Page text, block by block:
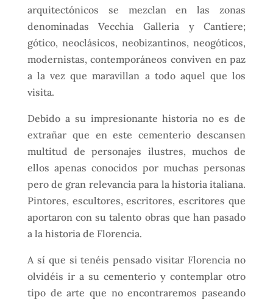
arquitectónicos se mezclan en las zonas
denominadas Vecchia Galleria y Cantiere;
gótico, neoclásicos, neobizantinos, neogóticos,
modernistas, contemporáneos conviven en paz
a la vez que maravillan a todo aquel que los
visita.
Debido a su impresionante historia no es de
extrañar que en este cementerio descansen
multitud de personajes ilustres, muchos de
ellos apenas conocidos por muchas personas
pero de gran relevancia para la historia italiana.
Pintores, escultores, escritores, escritores que
aportaron con su talento obras que han pasado
a la historia de Florencia.
A sí que si tenéis pensado visitar Florencia no
olvidéis ir a su cementerio y contemplar otro
tipo de arte que no encontraremos paseando